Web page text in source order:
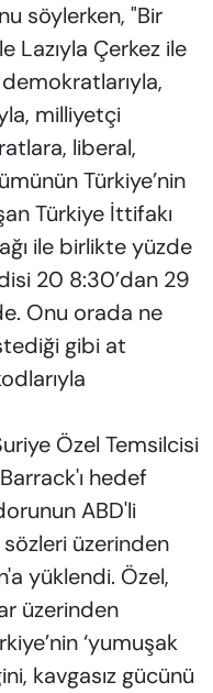
söylerken, "Bir
Lazıyla Çerkez ile
milliyetçi
liberal,
Türkiye’nin
Türkiye İttifakı
ile birlikte yüzde
20 8:30’dan 29
Onu orada ne
gibi at
Özel Temsilcisi
hedef
ABD'li
üzerinden
yüklendi. Özel,
üzerinden
‘yumuşak
kavgasız gücünü